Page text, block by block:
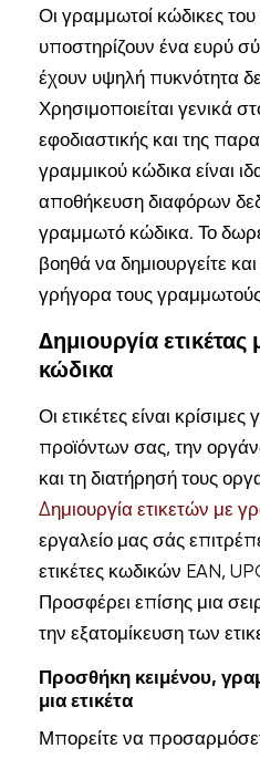
Οι γραμμωτοί κώδικες του
υποστηρίζουν ένα ευρύ
έχουν υψηλή πυκνότητα
Χρησιμοποιείται γενικά
εφοδιαστικής και της
γραμμικού κώδικα είναι
αποθήκευση διαφόρων
γραμμωτό κώδικα. Το
βοηθά να δημιουργείτε
γρήγορα τους
Δημιουργία
κώδικα
Οι ετικέτες είναι
προϊόντων σας, την
και τη διατήρησή τους
Δημιουργία ετικετών με
εργαλείο μας σάς
ετικέτες κωδικών EAN,
Προσφέρει επίσης μια
την εξατομίκευση των
Προσθήκη κειμένου,
μια ετικέτα
Μπορείτε να